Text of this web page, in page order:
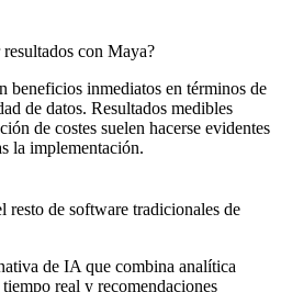
con Maya?
beneficios inmediatos en términos de
de datos. Resultados medibles
de costes suelen hacerse evidentes
la implementación.
resto de software tradicionales de
de IA que combina analítica
real y recomendaciones